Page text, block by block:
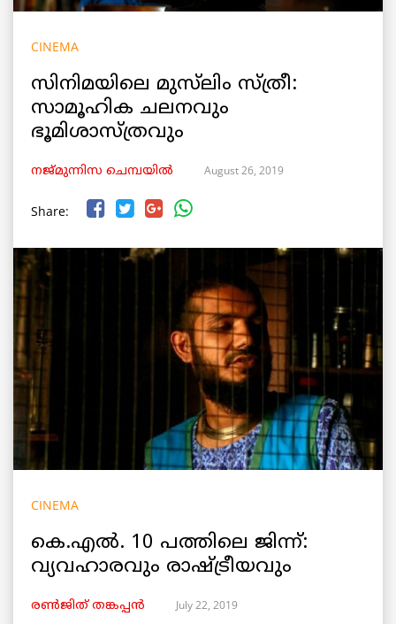
CINEMA
സിനിമയിലെ മുസ്‌ലിം സ്ത്രീ:
സാമൂഹിക ചലനവും
ഭൂമിശാസ്ത്രവും
നജ്മുന്നിസ ചെമ്പയിൽ August 26, 2019
Share:
CINEMA
കെ.എൽ. 10 പത്തിലെ ജിന്ന്:
വ്യവഹാരവും രാഷ്ട്രീയവും
രൺജിത് തങ്കപ്പൻ July 22, 2019